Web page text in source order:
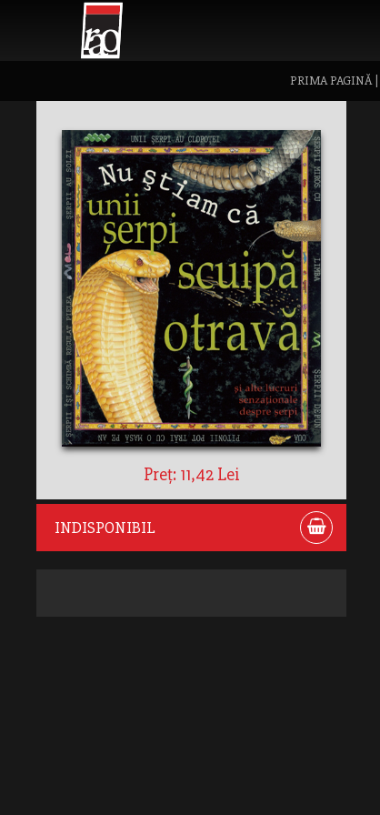
PRIMA PAGINĂ|
Preț: 11,42 Lei
INDISPONIBIL